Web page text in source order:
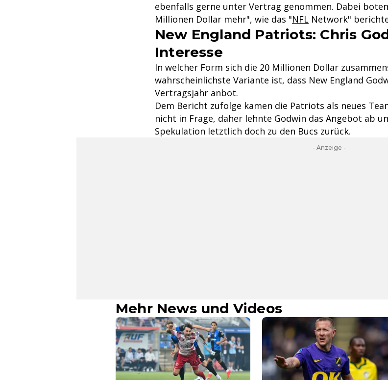
ebenfalls gerne unter Vertrag genommen. Dabei
Millionen Dollar mehr", wie das "NFL Network"
New England Patriots: Chris
Interesse
In welcher Form sich die 20 Millionen Dollar
wahrscheinlichste Variante ist, dass New England
Vertragsjahr anbot.
Dem Bericht zufolge kamen die Patriots als neues
nicht in Frage, daher lehnte Godwin das Angebot ab
Spekulation letztlich doch zu den Bucs zurück.
- Anzeige -
Mehr News und Videos